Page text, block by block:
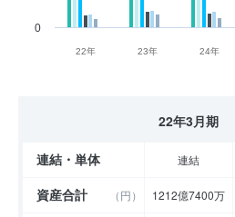
22年 23年 24年
0
22年3月期
連結・単体 連結
資産合計 （円） 1212億7400万